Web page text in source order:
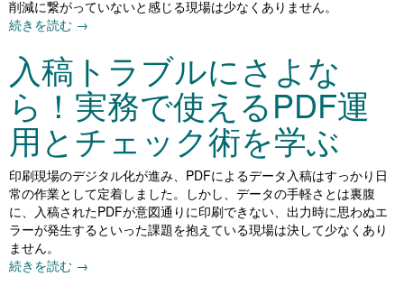
削減に繋がっていないと感じる現場は少なくありません。
続きを読む →
入稿トラブルにさよな
ら！実務で使えるPDF運
用とチェック術を学ぶ
印刷現場のデジタル化が進み、PDFによるデータ入稿はすっかり日
常の作業として定着しました。しかし、データの手軽さとは裏腹
に、入稿されたPDFが意図通りに印刷できない、出力時に思わぬエ
ラーが発生するといった課題を抱えている現場は決して少なくあり
ません。
続きを読む →